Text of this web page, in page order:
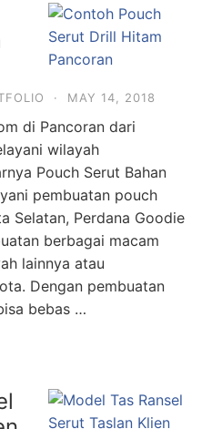
· MAY 14, 2018
di Pancoran dari
wilayah
Pouch Serut Bahan
pembuatan pouch
Selatan, Perdana Goodie
berbagai macam
lainnya atau
Dengan pembuatan
bebas …